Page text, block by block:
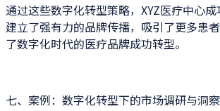
通过这些数字化转型策略，XYZ医疗中心
建立了强有力的品牌传播，吸引了更多患
了数字化时代的医疗品牌成功转型。
七、案例：数字化转型下的市场调研与洞